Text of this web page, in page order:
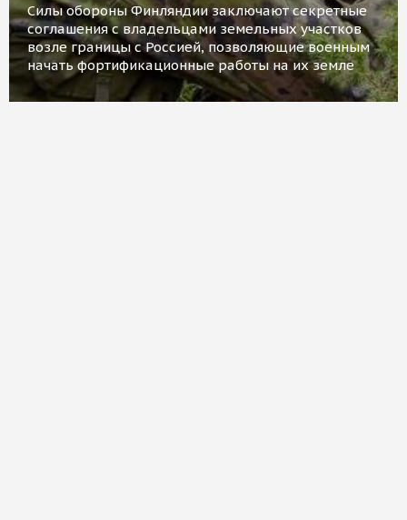
Силы обороны Финляндии заключают секретные
соглашения с владельцами земельных участков
возле границы с Россией, позволяющие военным
начать фортификационные работы на их земле